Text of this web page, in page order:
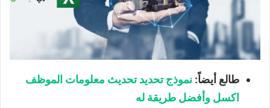
طالع أيضاً: نموذج تحديد تحديث معلومات الموظف
اكسل وأفضل طريقة له